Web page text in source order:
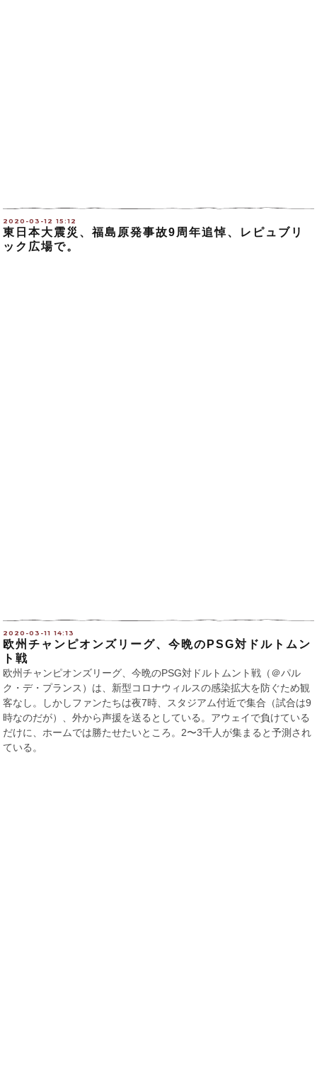
2020-03-12 15:12
東日本大震災、福島原発事故9周年追悼、レピュブリ
ック広場で。
2020-03-11 14:13
欧州チャンピオンズリーグ、今晩のPSG対ドルトムン
ト戦
欧州チャンピオンズリーグ、今晩のPSG対ドルトムント戦（＠パル
ク・デ・プランス）は、新型コロナウィルスの感染拡大を防ぐため観
客なし。しかしファンたちは夜7時、スタジアム付近で集合（試合は9
時なのだが）、外から声援を送るとしている。アウェイで負けている
だけに、ホームでは勝たせたいところ。2〜3千人が集まると予測され
ている。